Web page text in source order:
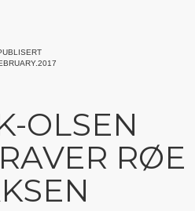
OLSEN
RØE